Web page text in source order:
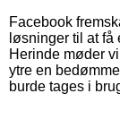
Facebook
løsninger til at
Herinde møder
ytre en
burde tages i